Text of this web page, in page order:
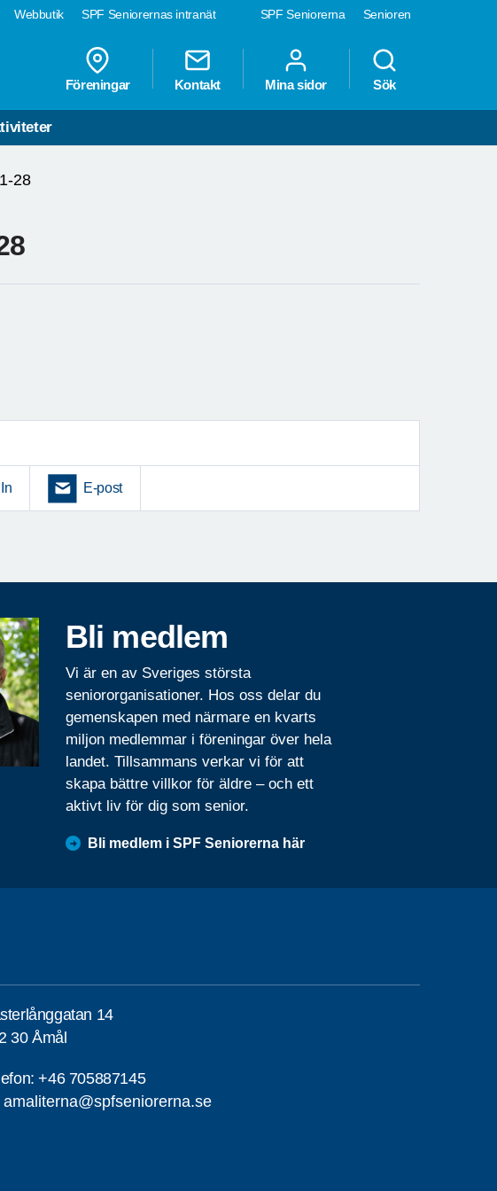
SPF Seniorerna Senioren
Webbutik SPF Seniorernas intranät
Föreningar Kontakt Mina sidor Sök
28
E-post
Bli medlem
Vi är en av Sveriges största
seniororganisationer. Hos oss delar du
gemenskapen med närmare en kvarts
miljon medlemmar i föreningar över hela
landet. Tillsammans verkar vi för att
skapa bättre villkor för äldre – och ett
aktivt liv för dig som senior.
Bli medlem i SPF Seniorerna här
14
30 Åmål
+46 705887145
amaliterna@spfseniorerna.se